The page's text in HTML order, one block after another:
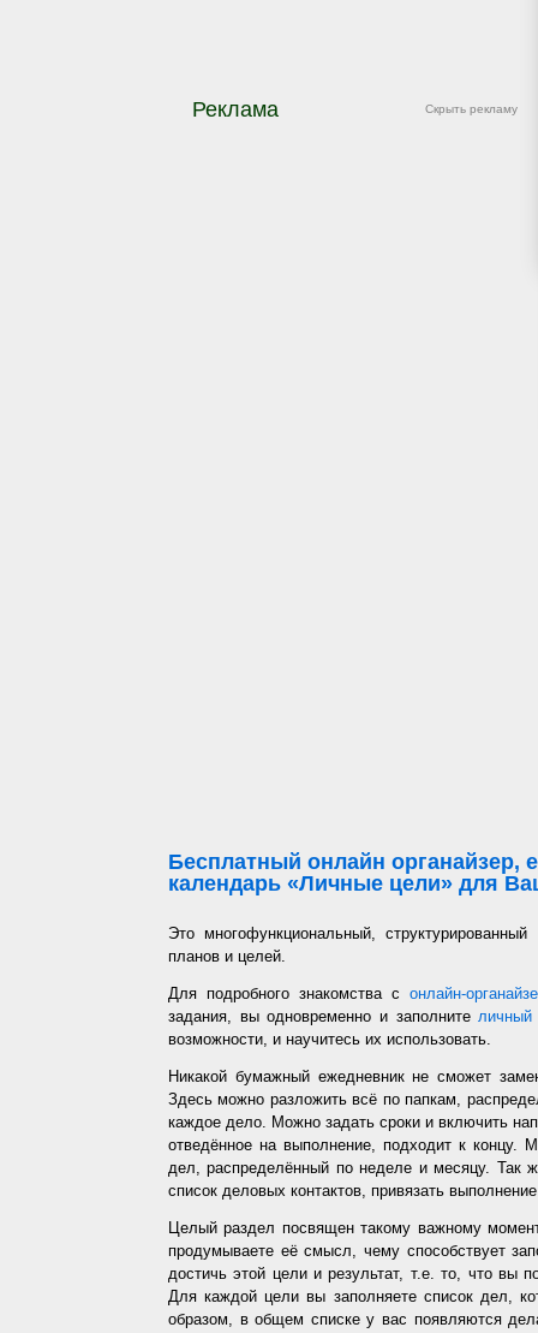
Скрыть рекламу
Реклама
Бесплатный онлайн органайзер,
календарь «Личные цели» для
Это многофункциональный,
планов и целей.
Для подробного знакомства с онлайн-
задания, вы одновременно и заполнителичный
возможности, и научитесь их использовать.
Никакой бумажный ежедневник не сможет
Здесь можно разложить всё по папкам,
каждое дело. Можно задать сроки и включить
отведённое на выполнение, подходит к концу.
дел, распределённый по неделе и месяцу. Так
список деловых контактов, привязать
Целый раздел посвящен такому важному
продумываете её смысл, чему способствует
достичь этой цели и результат, т.е. то, что вы
Для каждой цели вы заполняете список дел,
образом, в общем списке у вас появляются